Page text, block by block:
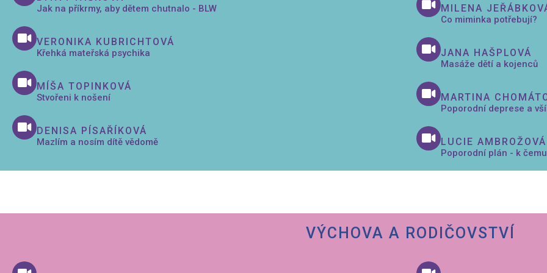
Jak na příkrmy, aby dětem chutnalo - BLW
VERONIKA KUBRICHTOVÁ
Křehká mateřská psychika
MÍŠA TOPINKOVÁ
Stvořeni k nošení
DENISA PÍSAŘÍKOVÁ
Mazlím a nosím dítě vědomě
MILENA
Co miminka potřebují?
JANA HAŠPLOVÁ
Masáže dětí a kojenců
MARTINA
Poporodní deprese a
LUCIE AMBROŽOVÁ
Poporodní plán - k
VÝCHOVA A RODIČOVSTVÍ